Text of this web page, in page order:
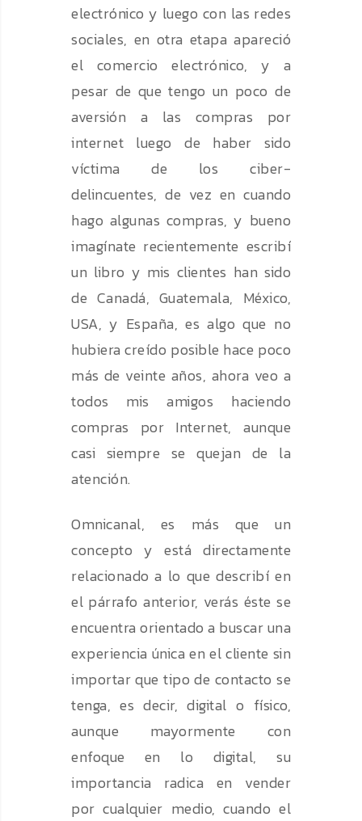
electrónico y luego con las redes
sociales, en otra etapa apareció
el comercio electrónico, y a
pesar de que tengo un poco de
aversión a las compras por
internet luego de haber sido
víctima de los ciber-
delincuentes, de vez en cuando
hago algunas compras, y bueno
imagínate recientemente escribí
un libro y mis clientes han sido
de Canadá, Guatemala, México,
USA, y España, es algo que no
hubiera creído posible hace poco
más de veinte años, ahora veo a
todos mis amigos haciendo
compras por Internet, aunque
casi siempre se quejan de la
atención.
Omnicanal, es más que un
concepto y está directamente
relacionado a lo que describí en
el párrafo anterior, verás éste se
encuentra orientado a buscar una
experiencia única en el cliente sin
importar que tipo de contacto se
tenga, es decir, digital o físico,
aunque mayormente con
enfoque en lo digital, su
importancia radica en vender
por cualquier medio, cuando el